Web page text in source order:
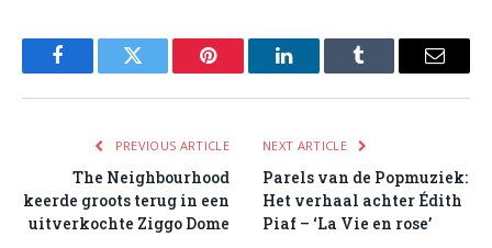
FacebookTwitter Pinterest LinkedInTumblr Email
PREVIOUS ARTICLE
The Neighbourhood
keerde groots terug in een
uitverkochte Ziggo Dome
NEXT ARTICLE
Parels van de Popmuziek:
Het verhaal achter Édith
Piaf – ‘La Vie en rose’